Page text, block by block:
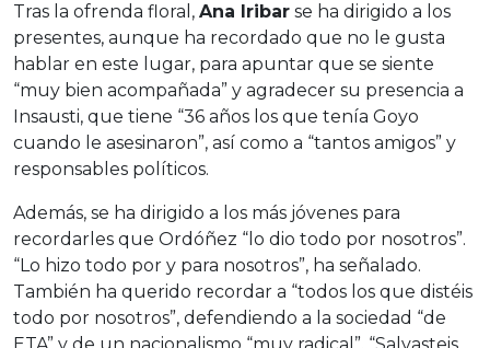
Tras la ofrenda floral, Ana Iribar se ha dirigido a los
presentes, aunque ha recordado que no le gusta
hablar en este lugar, para apuntar que se siente
“muy bien acompañada” y agradecer su presencia a
Insausti, que tiene “36 años los que tenía Goyo
cuando le asesinaron”, así como a “tantos amigos” y
responsables políticos.
Además, se ha dirigido a los más jóvenes para
recordarles que Ordóñez “lo dio todo por nosotros”.
“Lo hizo todo por y para nosotros”, ha señalado.
También ha querido recordar a “todos los que distéis
todo por nosotros”, defendiendo a la sociedad “de